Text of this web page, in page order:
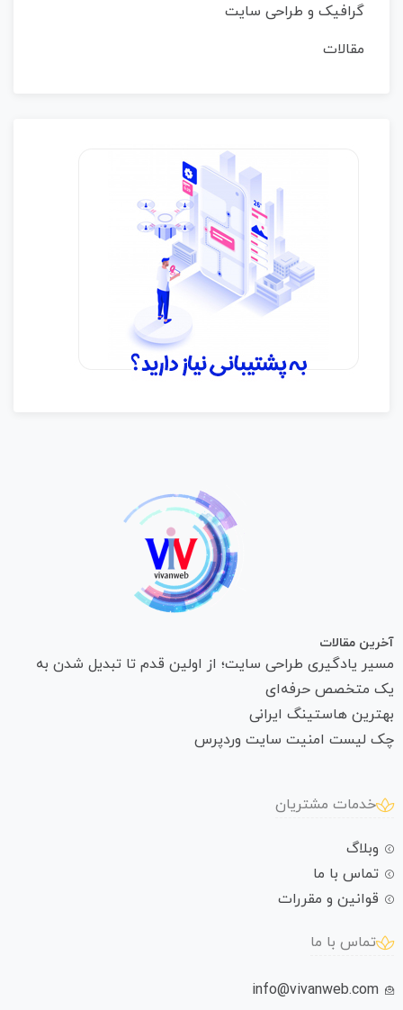
گرافیک و طراحی سایت
مقالات
آخرین مقالات
مسیر یادگیری طراحی سایت؛ از اولین قدم تا تبدیل شدن به
یک متخصص حرفه‌ای
بهترین هاستینگ ایرانی
چک لیست امنیت سایت وردپرس
خدمات مشتریان
وبلاگ
تماس با ما
قوانین و مقررات
تماس با ما
info@vivanweb.com